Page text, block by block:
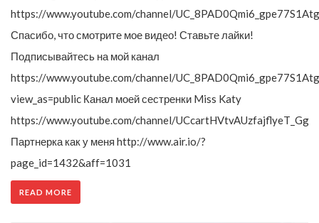
https://www.youtube.com/channel/
Спасибо, что смотрите мое видео! Ставьте лайки!
Подписывайтесь на мой канал
https://www.youtube.com/channel/
view_as=public Канал моей сестренки Miss Katy
https://www.youtube.com/channel/UCcartHVtvAUzfajflyeT_Gg
Партнерка как у меня http://www.air.io/?
page_id=1432&aff=1031
READ MORE